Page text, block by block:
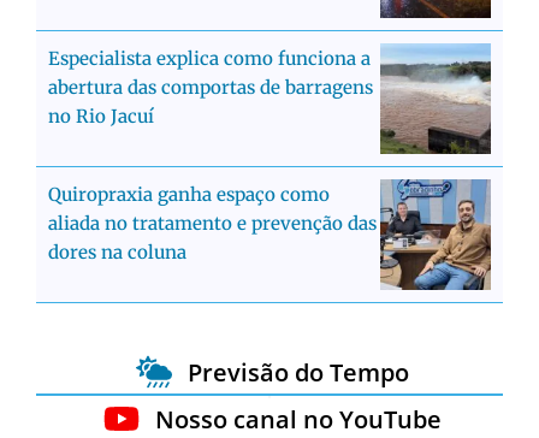
Especialista explica como funciona a
abertura das comportas de barragens
no Rio Jacuí
Quiropraxia ganha espaço como
aliada no tratamento e prevenção das
dores na coluna
Previsão do Tempo
Nosso canal no YouTube